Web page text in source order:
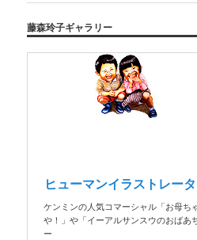
藤森玲子ギャラリー
ヒューマンイラストレー
ケンミンの人気コマーシャル「お母ち
や！」や「イーアルサンスウのおばあ
ー